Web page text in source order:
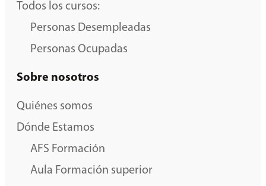
Todos los cursos:
Personas Desempleadas
Personas Ocupadas
Sobre nosotros
Quiénes somos
Dónde Estamos
AFS Formación
Aula Formación superior